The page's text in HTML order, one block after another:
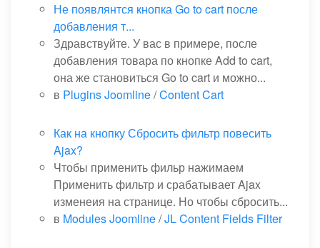
Не появлянтся кнопка Go to cart после
добавления т...
Здравствуйте. У вас в примере, после
добавления товара по кнопке Add to cart,
она же становиться Go to cart и можно...
в Plugins Joomline/Content Cart
Как на кнопку Сбросить фильтр повесить
Ajax?
Чтобы применить фильр нажимаем
Применить фильтр и срабатывает Ajax
изменеия на странице. Но чтобы сбросить...
в Modules Joomline/JL Content Fields Filter